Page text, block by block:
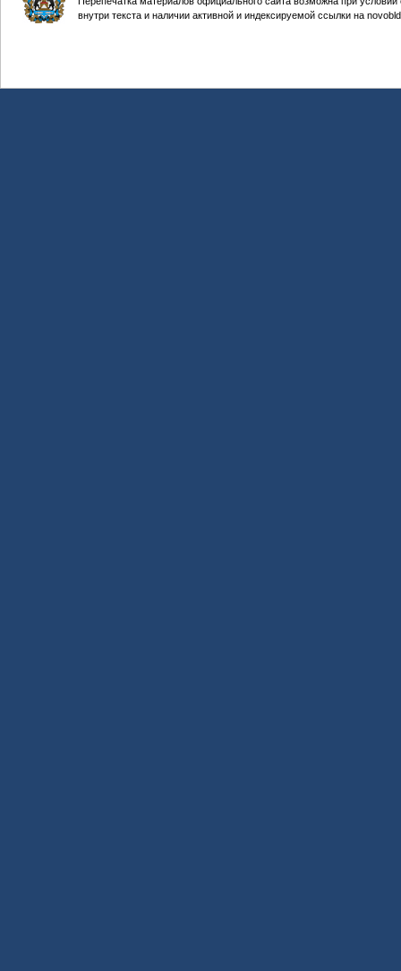
внутри текста и наличии активной и индексируемой ссылки на